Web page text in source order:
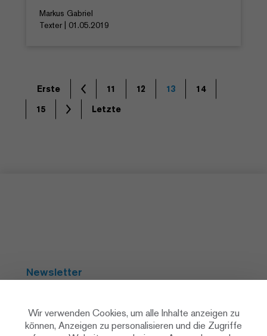
Markus Gabriel
Texter | 01.05.2019
Erste 11 12 13
14
15
Letzte
Newsletter
Wir verwenden Cookies, um alle Inhalte anzeigen zu
können, Anzeigen zu personalisieren und die Zugriffe